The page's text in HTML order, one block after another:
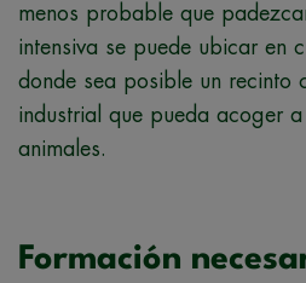
menos probable que
intensiva se puede ubicar en
donde sea posible un recinto
industrial que pueda acoger
animales.
Formación